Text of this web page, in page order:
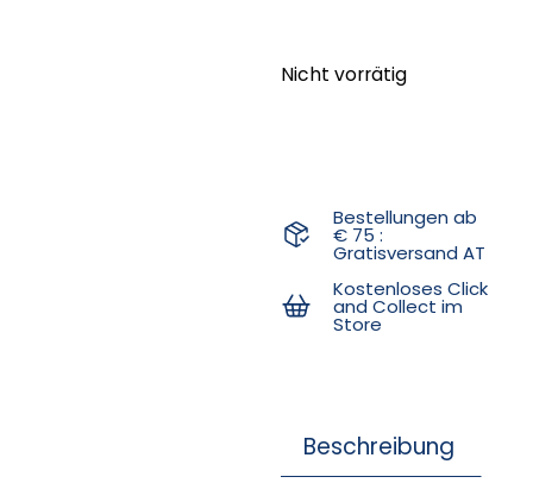
Nicht vorrätig
Bestellungen ab
€ 75 :
Gratisversand AT
Kostenloses Click
and Collect im
Store
Beschreibung